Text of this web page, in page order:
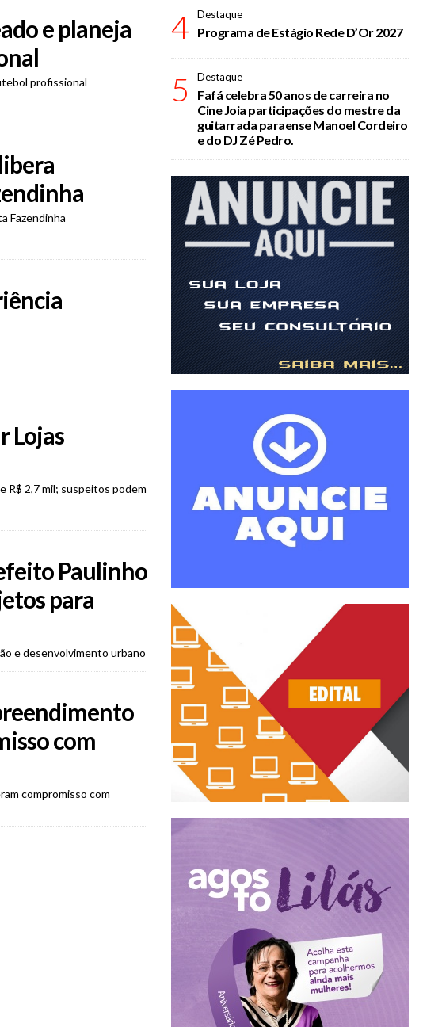
e planeja
profissional
Fazendinha
Lojas
R$ 2,7 mil; suspeitos podem
Paulinho
para
e desenvolvimento urbano
com
compromisso com
4 Destaque
Programa de Estágio Rede D’Or 2027
5 Destaque
Fafá celebra 50 anos de carreira no
Cine Joia participações do mestre da
guitarrada paraense Manoel Cordeiro
e do DJ Zé Pedro.